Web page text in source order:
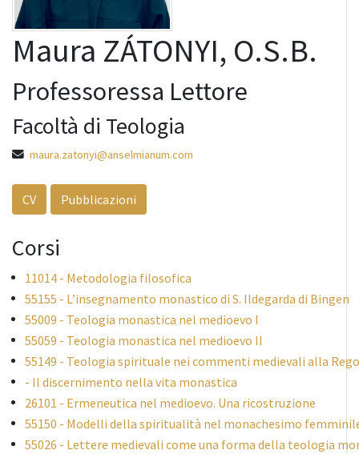
Maura ZÁTONYI, O.S.B.
Professoressa Lettore
Facoltà di Teologia
maura.zatonyi@anselmianum.com
CV Pubblicazioni
Corsi
11014 - Metodologia filosofica
55155 - L’insegnamento monastico di S. Ildegarda di Bingen
55009 - Teologia monastica nel medioevo I
55059 - Teologia monastica nel medioevo II
55149 - Teologia spirituale nei commenti medievali alla
- Il discernimento nella vita monastica
26101 - Ermeneutica nel medioevo. Una ricostruzione
55150 - Modelli della spiritualità nel monachesimo
55026 - Lettere medievali come una forma della teologia